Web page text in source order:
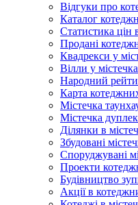
Відгуки про
Каталог
Статистика цін
Продані
Квадрекси у
Вілли у
Народний
Карта
Містечка
Містечка
Ділянки в
Збудовані
Споруджувані
Проекти
Будівництво
Акції в